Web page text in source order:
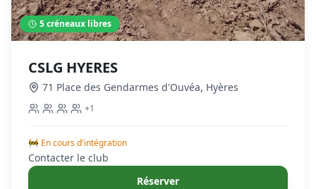
5créneaux libres
CSLG HYERES
71 Place des Gendarmes d'Ouvéa, Hyères
+1
🚧 En cours d'intégration
Contacter le club
Réserver